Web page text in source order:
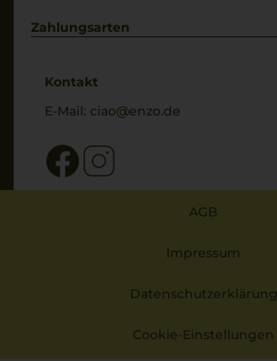
Bewertungs-Richtlinien
Zahlungsarten
Kontakt
E-Mail: ciao@enzo.de
AGB
Impressum
Datenschutzerklärung
Cookie-Einstellungen